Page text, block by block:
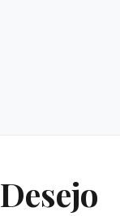
Desejo